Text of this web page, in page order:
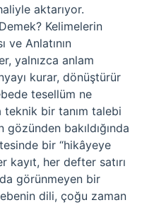
aktarıyor.
Kelimelerin
ve Anlatının
yalnızca anlam
kurar, dönüştürür
tesellüm ne
teknik bir tanım talebi
bakıldığında
bir “hikâyeye
kayıt, her defter satırı
görünmeyen bir
dili, çoğu zaman